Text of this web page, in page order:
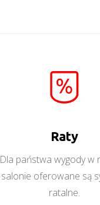
Aspen LN
Więcej
Raty
Dla państwa wygody w
salonie oferowane są
ratalne.